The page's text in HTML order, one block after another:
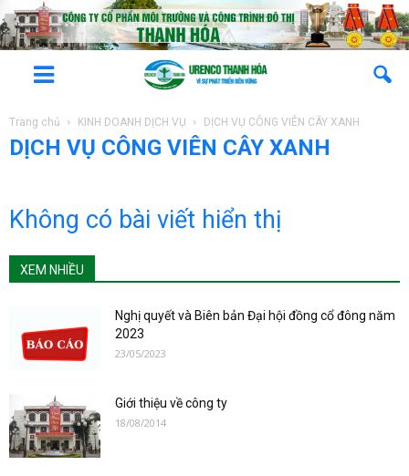
Trang chủ KINH DOANH DỊCH VỤ DỊCH VỤ CÔNG VIÊN CÂY XANH
DỊCH VỤ CÔNG VIÊN CÂY XANH
Không có bài viết hiển thị
XEM NHIỀU
Nghị quyết và Biên bản Đại hội đồng cổ đông năm
2023
23/05/2023
Giới thiệu về công ty
18/08/2014